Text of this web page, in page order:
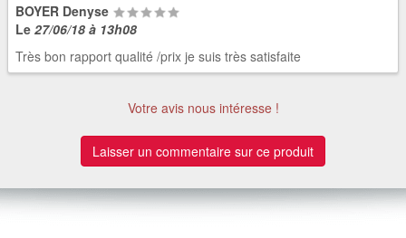
BOYER Denyse
Le 27/06/18 à 13h08
Très bon rapport qualité /prix je suis très satisfaite
Votre avis nous intéresse !
Laisser un commentaire sur ce produit